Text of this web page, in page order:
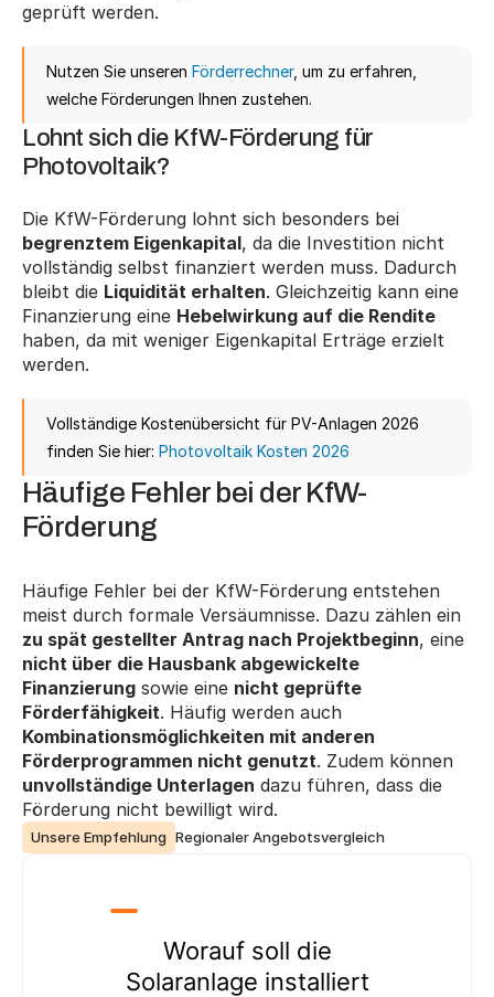
geprüft werden.
Nutzen Sie unseren Förderrechner, um zu erfahren,
welche Förderungen Ihnen zustehen.
Lohnt sich die KfW-Förderung für
Photovoltaik?
begrenztem Eigenkapital, da die Investition nicht
vollständig selbst finanziert werden muss. Dadurch
bleibt die Liquidität erhalten. Gleichzeitig kann eine
Finanzierung eine Hebelwirkung auf die Rendite
haben, da mit weniger Eigenkapital Erträge erzielt
werden.
Vollständige Kostenübersicht für PV-Anlagen 2026
finden Sie hier: Photovoltaik Kosten 2026
Häufige Fehler bei der KfW-
Förderung
Häufige Fehler bei der KfW-Förderung entstehen
zu spät gestellter Antrag nach Projektbeginn
nicht über die Hausbank abgewickelte
Finanzierung sowie eine nicht geprüfte
Förderfähigkeit
Kombinationsmöglichkeiten mit anderen
Förderprogrammen nicht genutzt
unvollständige Unterlagen dazu führen, dass die
Förderung nicht bewilligt wird.
Unsere Empfehlung Regionaler Angebotsvergleich
Worauf soll die
Solaranlage installiert